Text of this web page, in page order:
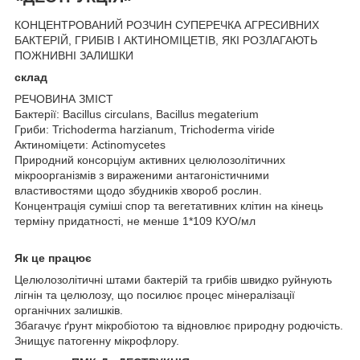
КОНЦЕНТРОВАНИЙ РОЗЧИН СУПЕРЕЧКА АГРЕСИВНИХ
БАКТЕРІЙ, ГРИБІВ І АКТИНОМІЦЕТІВ, ЯКІ РОЗЛАГАЮТЬ
ПОЖНИВНІ ЗАЛИШКИ
склад
РЕЧОВИНА ЗМІСТ
Бактерії: Bacillus circulans, Bacillus megaterium
Гриби: Trichoderma harzianum, Trichoderma viride
Актиноміцети: Actinomycetes
Природний консорціум активних целюлозолітичних
мікроорганізмів з вираженими антагоністичними
властивостями щодо збудників хвороб рослин.
Концентрація суміші спор та вегетативних клітин на кінець
терміну придатності, не менше 1*109 КУО/мл
Як це працює
Целюлозолітичні штами бактерій та грибів швидко руйнують
лігнін та целюлозу, що посилює процес мінералізації
органічних залишків.
Збагачує ґрунт мікробіотою та відновлює природну родючість.
Знищує патогенну мікрофлору.